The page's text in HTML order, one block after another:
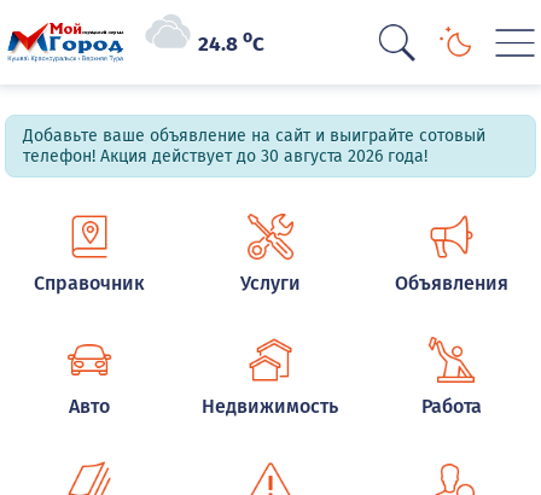
24.8oC
Добавьте ваше объявление на сайт и выиграйте сотовый
телефон! Акция действует до 30 августа 2026 года!
Справочник Услуги Объявления
Авто Недвижимость Работа